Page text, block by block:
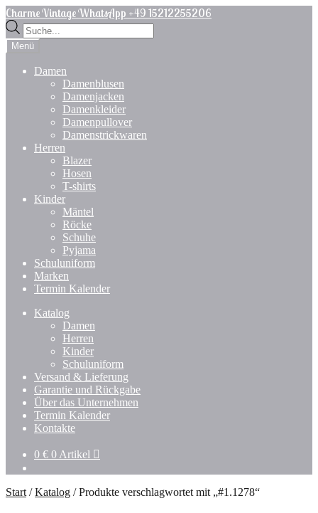
Zur
Navigation
springen
Zum
Inhalt
springen
Charme Vintage WhatsApp +49 15212255206
Products
search
Menü
Damen
Damenblusen
Damenjacken
Damenkleider
Damenpullover
Damenstrickwaren
Herren
Blazer
Hosen
T-shirts
Kinder
Mäntel
Röcke
Schuhe
Pyjama
Schuluniform
Marken
Termin Kalender
Katalog
Damen
Herren
Kinder
Schuluniform
Versand & Lieferung
Garantie und Rückgabe
Über das Unternehmen
Termin Kalender
Kontakte
0 € 0 Artikel
Start /Katalog /Produkte verschlagwortet mit „#1.1278“